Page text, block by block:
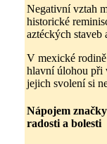
Negativní vztah
historické
aztéckých staveb
V mexické
hlavní úlohou při
jejich svolení si
Nápojem
radosti a bolesti